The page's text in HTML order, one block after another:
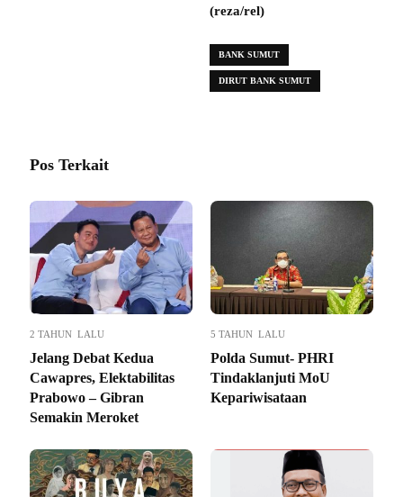
(reza/rel)
BANK SUMUT
DIRUT BANK SUMUT
Pos Terkait
2 TAHUN LALU
Jelang Debat Kedua
Cawapres, Elektabilitas
Prabowo – Gibran
Semakin Meroket
5 TAHUN LALU
Polda Sumut- PHRI
Tindaklanjuti MoU
Kepariwisataan